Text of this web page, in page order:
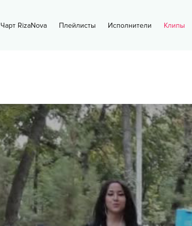
Чарт RizaNova Плейлисты Исполнители Клипы